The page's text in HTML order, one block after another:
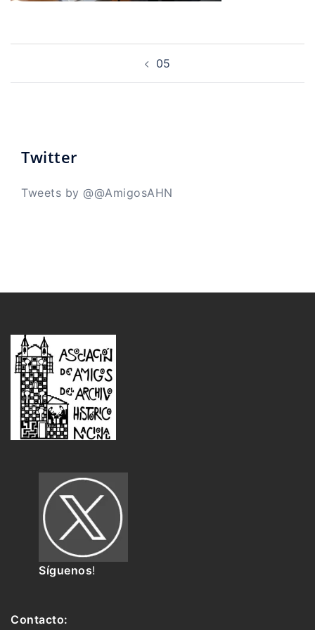
Navegación
entradas
05
Twitter
Tweets by @@AmigosAHN
Síguenos!
Contacto: